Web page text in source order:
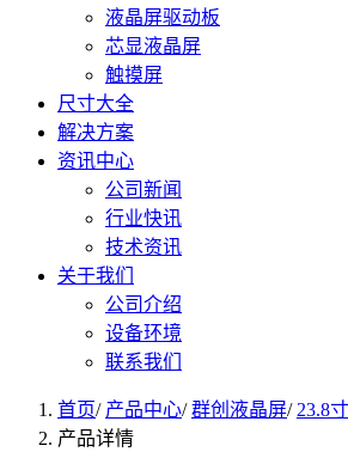
液晶屏驱动板
芯显液晶屏
触摸屏
尺寸大全
解决方案
资讯中心
公司新闻
行业快讯
技术资讯
关于我们
公司介绍
设备环境
联系我们
首页/ 产品中心/群创液晶屏/ 23.8寸
产品详情